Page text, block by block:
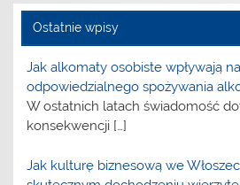
Ostatnie wpisy
Jak alkomaty osobiste wpływają
odpowiedzialnego spożywania
W ostatnich latach świadomość
konsekwencji […]
Jak kulturę biznesową we